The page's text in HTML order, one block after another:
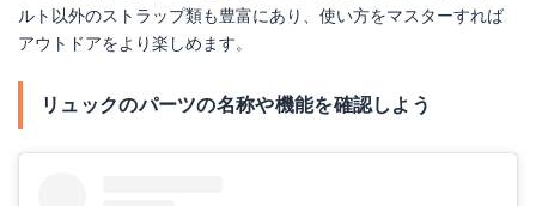
ルト以外のストラップ類も豊富にあり、使い方をマスターすれば
アウトドアをより楽しめます。
リュックのパーツの名称や機能を確認しよう